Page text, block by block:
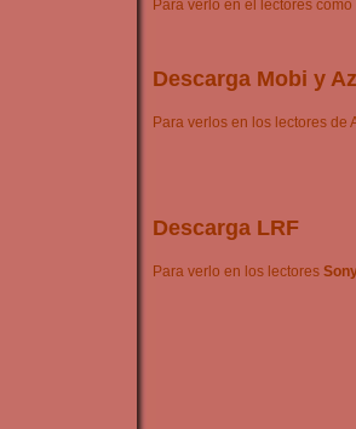
Para verlo en el lectores como
Descarga Mobi y
Para verlos en los lectores de
Descarga LRF
Para verlo en los lectores